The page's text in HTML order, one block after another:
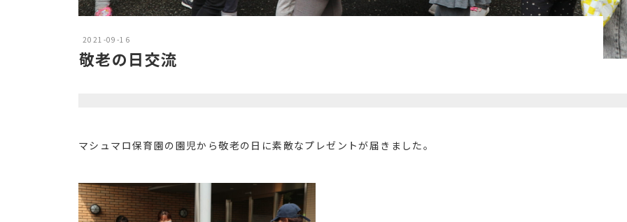
2021-09-16
敬老の日交流
マシュマロ保育園の園児から敬老の日に素敵なプレゼントが届きました。